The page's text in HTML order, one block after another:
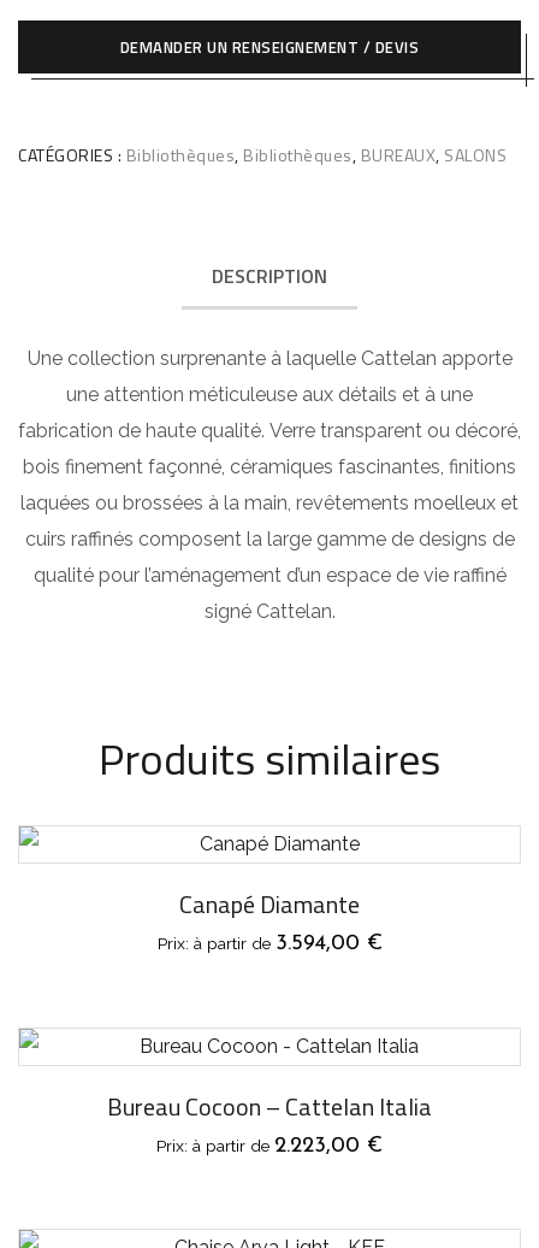
DEMANDER UN RENSEIGNEMENT / DEVIS
CATÉGORIES : Bibliothèques, Bibliothèques, BUREAUX, SALONS
DESCRIPTION
Une collection surprenante à laquelle Cattelan apporte
une attention méticuleuse aux détails et à une
fabrication de haute qualité. Verre transparent ou décoré,
bois finement façonné, céramiques fascinantes, finitions
laquées ou brossées à la main, revêtements moelleux et
cuirs raffinés composent la large gamme de designs de
qualité pour l’aménagement d’un espace de vie raffiné
signé Cattelan.
Produits similaires
Canapé Diamante
3.594,00 €
Bureau Cocoon – Cattelan Italia
2.223,00 €